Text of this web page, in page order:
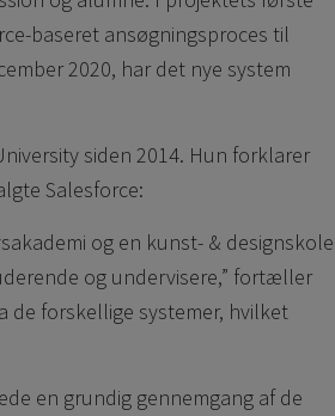
baseret ansøgningsproces til
2020, har det nye system
siden 2014. Hun forklarer
Salesforce:
og en kunst- & designskole
og undervisere,” fortæller
de forskellige systemer, hvilket
en grundig gennemgang af de